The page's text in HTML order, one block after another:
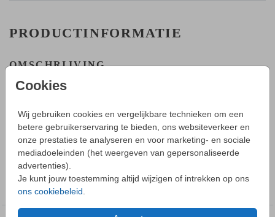
Cookies
Wij gebruiken cookies en vergelijkbare technieken om een
betere gebruikerservaring te bieden, ons websiteverkeer en
onze prestaties te analyseren en voor marketing- en sociale
mediadoeleinden (het weergeven van gepersonaliseerde
advertenties).
Je kunt jouw toestemming altijd wijzigen of intrekken op ons
ons cookiebeleid
PRODUCTINFORMATIE
OMSCHRIJVING
folie. Op de voorkant kan folie gedrukt worden. Kies uit
HOE WERKT HET?
- Ga naar de editor en maak een eigen ontwerp waarbij je
gebruik kunt maken van onze beeldbank. Je kunt eenvoudig
switchen tussen foliekleuren.
- Sla het kaartje op in je eigen account en stuur ons een
mailtje om alle teksten en afbeeldingen die een folie moeten
krijgen aan te passen.
Toon meer
COLLECTIE
Kaartjes folie enkelzijdig zelf maken